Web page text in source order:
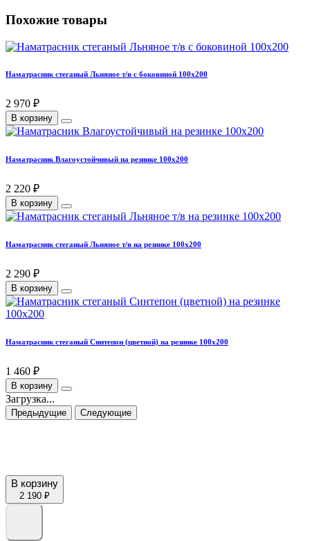
Похожие товары
Наматрасник стеганый Льняное т/в с боковиной 100х200
2 970 ₽
В корзину
Наматрасник Влагоустойчивый на резинке 100х200
2 220 ₽
В корзину
Наматрасник стеганый Льняное т/в на резинке 100х200
2 290 ₽
В корзину
Наматрасник стеганый Синтепон (цветной) на резинке 100х200
1 460 ₽
В корзину
Загрузка...
Предыдущие Следующие
В корзину
2 190 ₽